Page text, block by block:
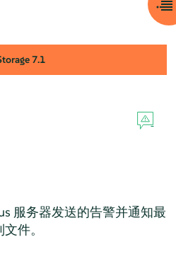
7.1
服务器发送的告警并通知最
件。